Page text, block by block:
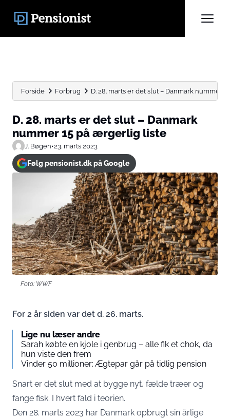
Forside Forbrug D. 28. marts er det slut – Danmark nummer
D. 28. marts er det slut – Danmark
nummer 15 på ærgerlig liste
J. Bøgen•23. marts 2023
Følg pensionist.dk på Google
Foto: WWF
For 2 år siden var det d. 26. marts.
Lige nu læser andre
Sarah købte en kjole i genbrug – alle fik et chok, da
hun viste den frem
Vinder 50 millioner: Ægtepar går på tidlig pension
Snart er det slut med at bygge nyt, fælde træer og
fange fisk. I hvert fald i teorien.
Den 28. marts 2023 har Danmark opbrugt sin årlige